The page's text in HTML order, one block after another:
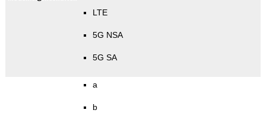
LTE
5G NSA
5G SA
a
b